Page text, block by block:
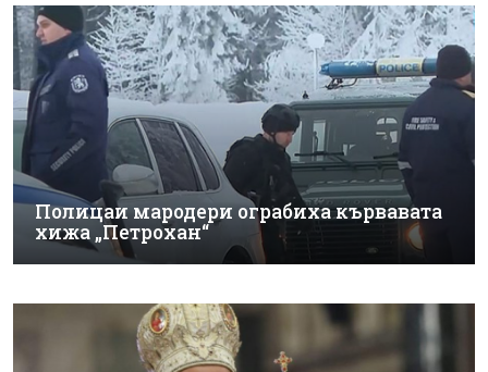
Полицаи мародери ограбиха кървавата
хижа „Петрохан“